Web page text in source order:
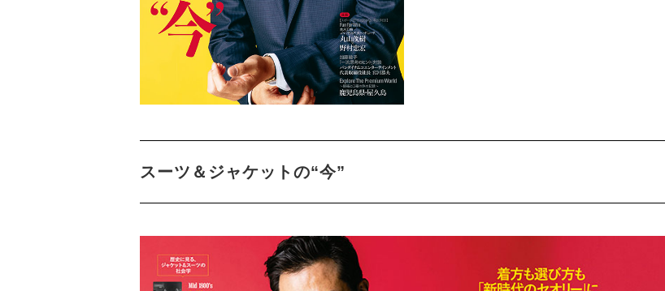
スーツ＆ジャケットの“今”